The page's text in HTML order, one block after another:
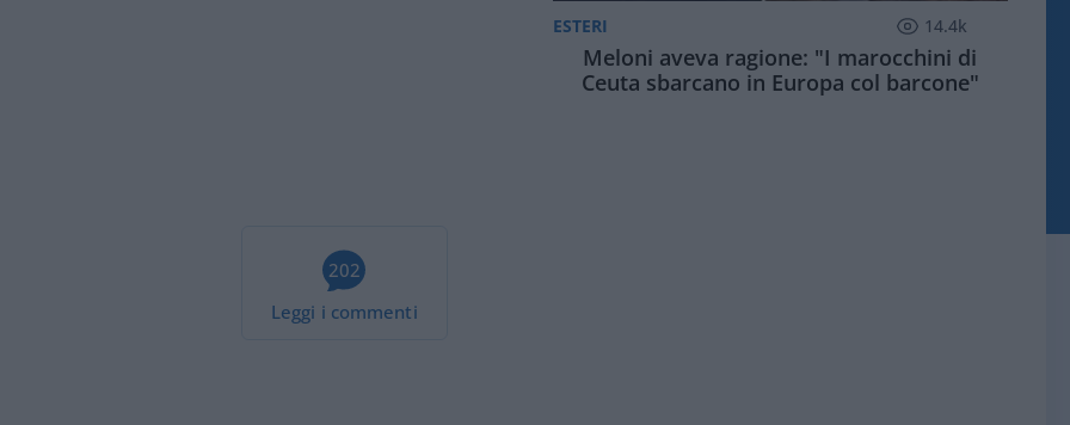
202
Leggi i commenti
ESTERI 14.4k
Meloni aveva ragione: "I marocchini di
Ceuta sbarcano in Europa col barcone"